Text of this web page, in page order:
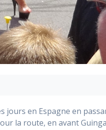
jours en Espagne en
la route, en avant